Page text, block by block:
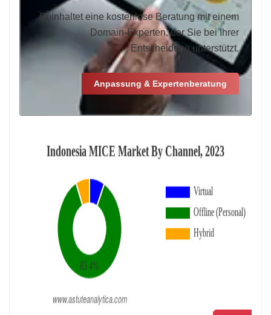
Beinhaltet eine kostenlose Beratung mit einem
Domain-Experten, der Sie bei Ihrer
Entscheidung unterstützt.
Anpassung & Expertenberatung